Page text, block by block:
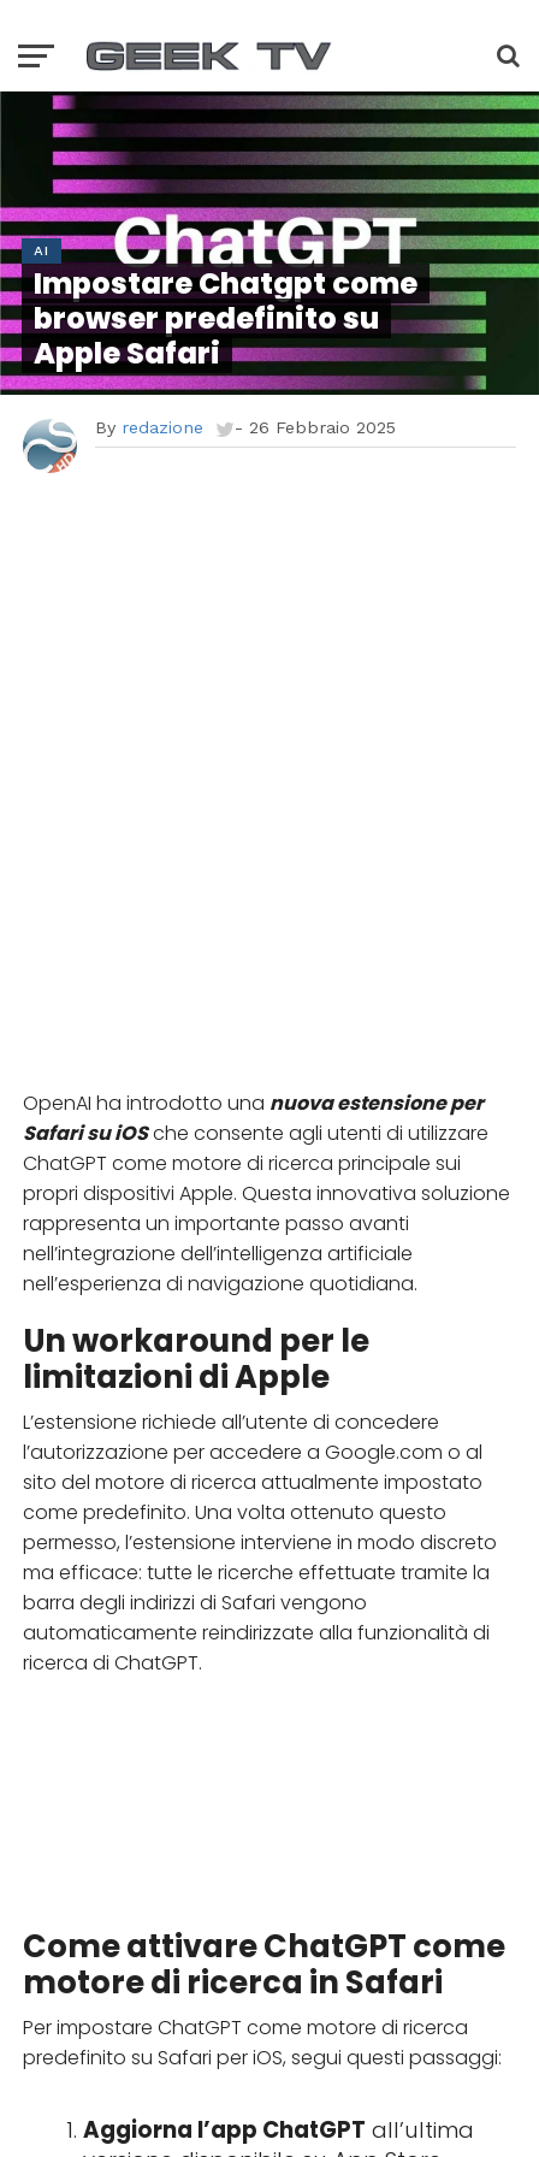
AI
Impostare Chatgpt come
browser predefinito su
Apple Safari
By redazione - 26 Febbraio 2025
OpenAI ha introdotto una nuova estensione per
Safari su iOSche consente agli utenti di utilizzare
ChatGPT come motore di ricerca principale sui
propri dispositivi Apple. Questa innovativa soluzione
rappresenta un importante passo avanti
nell’integrazione dell’intelligenza artificiale
nell’esperienza di navigazione quotidiana.
Un workaround per le
limitazioni di Apple
L’estensione richiede all’utente di concedere
l’autorizzazione per accedere a Google.com o al
sito del motore di ricerca attualmente impostato
come predefinito. Una volta ottenuto questo
permesso, l’estensione interviene in modo discreto
ma efficace: tutte le ricerche effettuate tramite la
barra degli indirizzi di Safari vengono
automaticamente reindirizzate alla funzionalità di
ricerca di ChatGPT.
Come attivare ChatGPT come
motore di ricerca in Safari
Per impostare ChatGPT come motore di ricerca
predefinito su Safari per iOS, segui questi passaggi:
Aggiorna l’app ChatGPT all’ultima